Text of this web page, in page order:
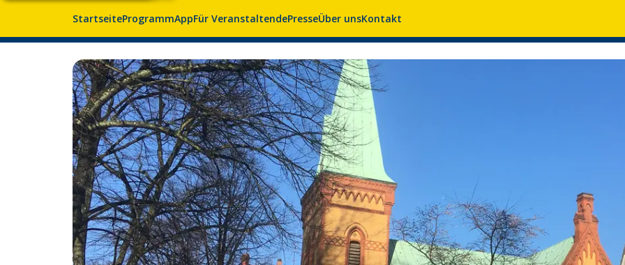
StartseiteProgrammAppFür VeranstaltendePresseÜber unsKontakt